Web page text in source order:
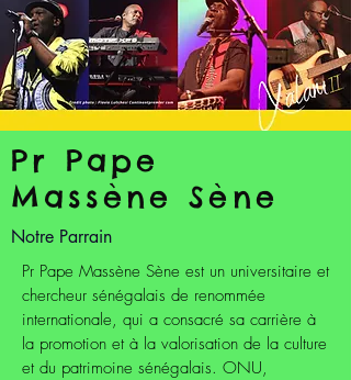
Pr Pape
Massène Sène
Notre Parrain
Pr Pape Massène Sène est un universitaire et
chercheur sénégalais de renommée
internationale, qui a consacré sa carrière à
la promotion et à la valorisation de la culture
et du patrimoine sénégalais. ONU,